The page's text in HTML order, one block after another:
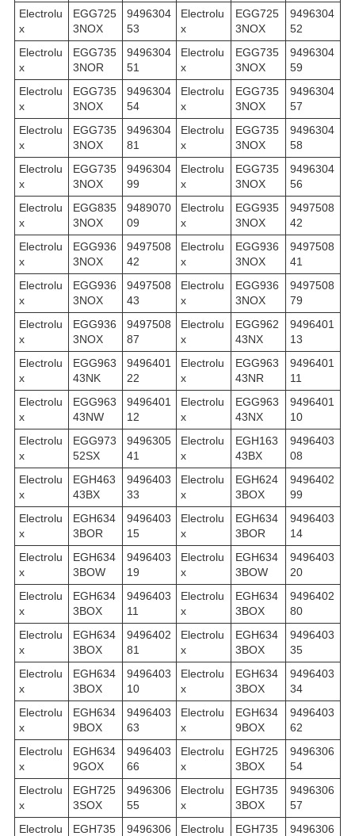
Electrolu
x
EGG725
3NOX
9496304
53
Electrolu
x
EGG725
3NOX
9496304
52
Electrolu
x
EGG735
3NOR
9496304
51
Electrolu
x
EGG735
3NOX
9496304
59
Electrolu
x
EGG735
3NOX
9496304
54
Electrolu
x
EGG735
3NOX
9496304
57
Electrolu
x
EGG735
3NOX
9496304
81
Electrolu
x
EGG735
3NOX
9496304
58
Electrolu
x
EGG735
3NOX
9496304
99
Electrolu
x
EGG735
3NOX
9496304
56
Electrolu
x
EGG835
3NOX
9489070
09
Electrolu
x
EGG935
3NOX
9497508
42
Electrolu
x
EGG936
3NOX
9497508
42
Electrolu
x
EGG936
3NOX
9497508
41
Electrolu
x
EGG936
3NOX
9497508
43
Electrolu
x
EGG936
3NOX
9497508
79
Electrolu
x
EGG936
3NOX
9497508
87
Electrolu
x
EGG962
43NX
9496401
13
Electrolu
x
EGG963
43NK
9496401
22
Electrolu
x
EGG963
43NR
9496401
11
Electrolu
x
EGG963
43NW
9496401
12
Electrolu
x
EGG963
43NX
9496401
10
Electrolu
x
EGG973
52SX
9496305
41
Electrolu
x
EGH163
43BX
9496403
08
Electrolu
x
EGH463
43BX
9496403
33
Electrolu
x
EGH624
3BOX
9496402
99
Electrolu
x
EGH634
3BOR
9496403
15
Electrolu
x
EGH634
3BOR
9496403
14
Electrolu
x
EGH634
3BOW
9496403
19
Electrolu
x
EGH634
3BOW
9496403
20
Electrolu
x
EGH634
3BOX
9496403
11
Electrolu
x
EGH634
3BOX
9496402
80
Electrolu
x
EGH634
3BOX
9496402
81
Electrolu
x
EGH634
3BOX
9496403
35
Electrolu
x
EGH634
3BOX
9496403
10
Electrolu
x
EGH634
3BOX
9496403
34
Electrolu
x
EGH634
9BOX
9496403
63
Electrolu
x
EGH634
9BOX
9496403
62
Electrolu
x
EGH634
9GOX
9496403
66
Electrolu
x
EGH725
3BOX
9496306
54
Electrolu
x
EGH725
3SOX
9496306
55
Electrolu
x
EGH735
3BOX
9496306
57
Electrolu
EGH735
9496306
Electrolu
EGH735
9496306